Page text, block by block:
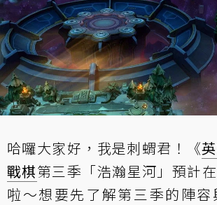
哈囉大家好，我是刺蝟君！《
戰棋第三季「浩瀚星河」預計
啦～想要先了解第三季的陣容